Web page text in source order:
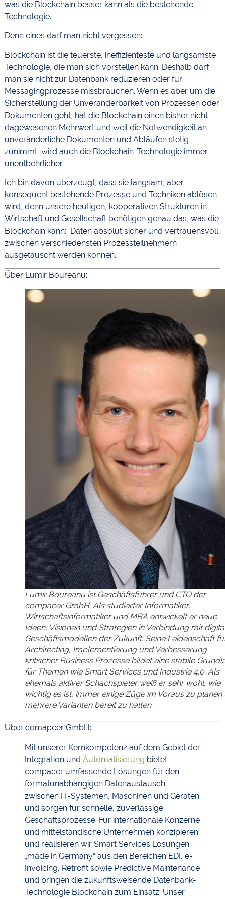
was die Blockchain besser kann als die bestehende
Technologie.
Denn eines darf man nicht vergessen:
Blockchain ist die teuerste, ineffizienteste und langsamste
Technologie, die man sich vorstellen kann. Deshalb darf
man sie nicht zur Datenbank reduzieren oder für
Messagingprozesse missbrauchen. Wenn es aber um die
Sicherstellung der Unveränderbarkeit von Prozessen oder
Dokumenten geht, hat die Blockchain einen bisher nicht
dagewesenen Mehrwert und weil die Notwendigkeit an
unveränderliche Dokumenten und Abläufen stetig
zunimmt, wird auch die Blockchain-Technologie immer
unentbehrlicher.
Ich bin davon überzeugt, dass sie langsam, aber
konsequent bestehende Prozesse und Techniken ablösen
wird, denn unsere heutigen, kooperativen Strukturen in
Wirtschaft und Gesellschaft benötigen genau das, was die
Blockchain kann: Daten absolut sicher und vertrauensvoll
zwischen verschiedensten Prozessteilnehmern
ausgetauscht werden können.
Über Lumir Boureanu:
Lumir Boureanu ist Geschäftsführer und CTO der
compacer GmbH. Als studierter Informatiker,
Wirtschaftsinformatiker und MBA entwickelt er neue
Ideen, Visionen und Strategien in Verbindung mit
Geschäftsmodellen der Zukunft. Seine Leidenschaft
Architecting, Implementierung und Verbesserung
kritischer Business Prozesse bildet eine stabile
für Themen wie Smart Services und Industrie 4.0. Als
ehemals aktiver Schachspieler weiß er sehr wohl, wie
wichtig es ist, immer einige Züge im Voraus zu planen
mehrere Varianten bereit zu halten.
Über comapcer GmbH:
Mit unserer Kernkompetenz auf dem Gebiet der
Integration und Automatisierung bietet
compacer umfassende Lösungen für den
formatunabhängigen Datenaustausch
zwischen IT-Systemen, Maschinen und Geräten
und sorgen für schnelle, zuverlässige
Geschäftsprozesse. Für internationale Konzerne
und mittelständische Unternehmen konzipieren
und realisieren wir Smart Services Lösungen
„made in Germany“ aus den Bereichen EDI, e-
Invoicing, Retrofit sowie Predictive Maintenance
und bringen die zukunftsweisende Datenbank-
Technologie Blockchain zum Einsatz. Unser